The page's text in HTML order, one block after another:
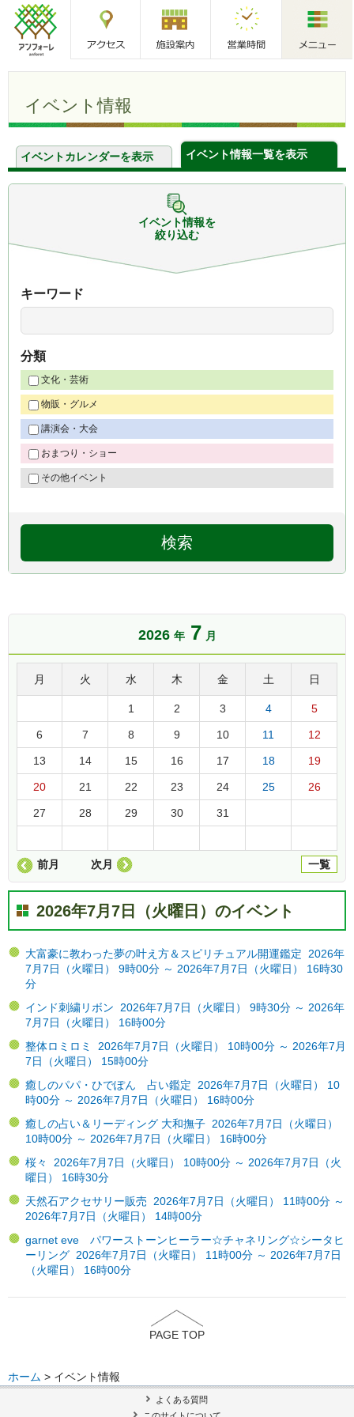
アンフォーレ 施設案内 営業時間
イベント情報
イベントカレンダーを表示 イベント情報一覧を表示
イベント情報を
絞り込む
キーワード
分類
文化・芸術
物販・グルメ
講演会・大会
おまつり・ショー
その他イベント
2026 年 7 月
月 火 水 木 金 土 日
1 2 3 4 5
6 7 8 9 10 11 12
13 14 15 16 17 18 19
20 21 22 23 24 25 26
27 28 29 30 31
前月 一覧
次月
2026年7月7日（火曜日）のイベント
大富豪に教わった夢の叶え方＆スピリチュアル開運鑑定 2026年
7月7日（火曜日） 9時00分 ～ 2026年7月7日（火曜日） 16時30
分
インド刺繍リボン 2026年7月7日（火曜日） 9時30分 ～ 2026年
7月7日（火曜日） 16時00分
整体ロミロミ 2026年7月7日（火曜日） 10時00分 ～ 2026年7月
7日（火曜日） 15時00分
癒しのパパ・ひでぽん 占い鑑定 2026年7月7日（火曜日） 10
時00分 ～ 2026年7月7日（火曜日） 16時00分
癒しの占い＆リーディング 大和撫子 2026年7月7日（火曜日）
10時00分 ～ 2026年7月7日（火曜日） 16時00分
桜々 2026年7月7日（火曜日） 10時00分 ～ 2026年7月7日（火
曜日） 16時30分
天然石アクセサリー販売 2026年7月7日（火曜日） 11時00分 ～
2026年7月7日（火曜日） 14時00分
garnet eve パワーストーンヒーラー☆チャネリング☆シータヒ
ーリング 2026年7月7日（火曜日） 11時00分 ～ 2026年7月7日
（火曜日） 16時00分
PAGE TOP
ホーム > イベント情報
よくある質問
このサイトについて